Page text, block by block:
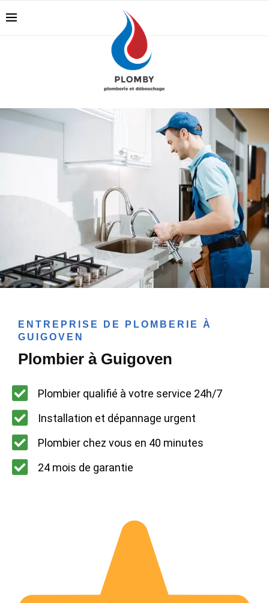
ENTREPRISE DE PLOMBERIE À
GUIGOVEN
Plombier à Guigoven
Plombier qualifié à votre service 24h/7
Installation et dépannage urgent
Plombier chez vous en 40 minutes
24 mois de garantie